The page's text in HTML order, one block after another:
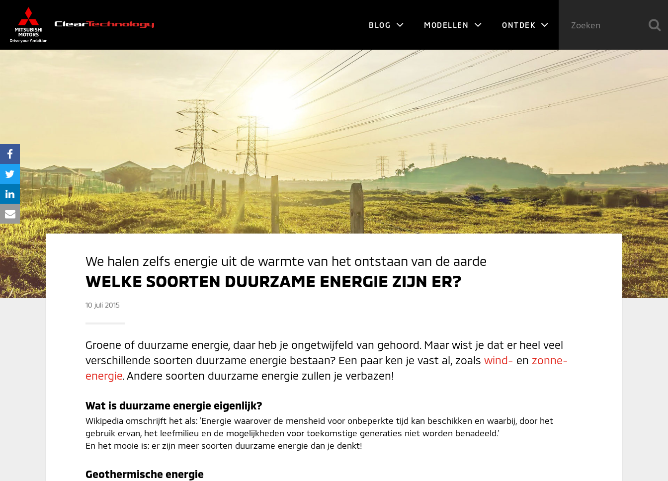
BLOG MODELLEN ONTDEK
We halen zelfs energie uit de warmte van het ontstaan van de aarde
WELKE SOORTEN DUURZAME ENERGIE ZIJN ER?
10 juli 2015
Groene of duurzame energie, daar heb je ongetwijfeld van gehoord. Maar wist je dat er heel veel
verschillende soorten duurzame energie bestaan? Een paar ken je vast al, zoals wind- en zonne-
energie. Andere soorten duurzame energie zullen je verbazen!
Wat is duurzame energie eigenlijk?
Wikipedia omschrijft het als: ‘Energie waarover de mensheid voor onbeperkte tijd kan beschikken en waarbij, door het
gebruik ervan, het leefmilieu en de mogelijkheden voor toekomstige generaties niet worden benadeeld.’
En het mooie is: er zijn meer soorten duurzame energie dan je denkt!
Geothermische energie